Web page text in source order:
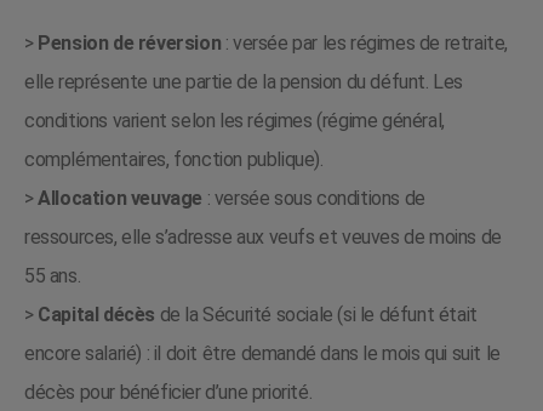
> Pension de réversion : versée par les régimes de retraite,
elle représente une partie de la pension du défunt. Les
conditions varient selon les régimes (régime général,
complémentaires, fonction publique).
>Allocation veuvage : versée sous conditions de
ressources, elle s’adresse aux veufs et veuves de moins de
55 ans.
> Capital décès de la Sécurité sociale (si le défunt était
encore salarié) : il doit être demandé dans le mois qui suit le
décès pour bénéficier d’une priorité.